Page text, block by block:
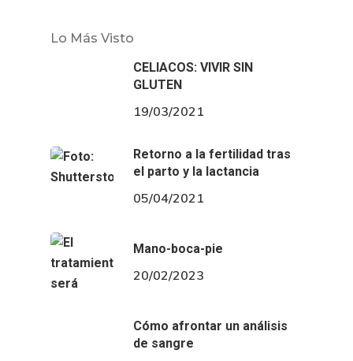
Lo Más Visto
CELIACOS: VIVIR SIN
GLUTEN
19/03/2021
Retorno a la fertilidad tras
el parto y la lactancia
05/04/2021
Mano-boca-pie
20/02/2023
Cómo afrontar un análisis
de sangre